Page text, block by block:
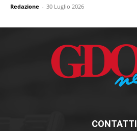
Redazione - 30 Luglio 2026
CONTATTI